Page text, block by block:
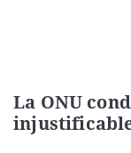
La ONU